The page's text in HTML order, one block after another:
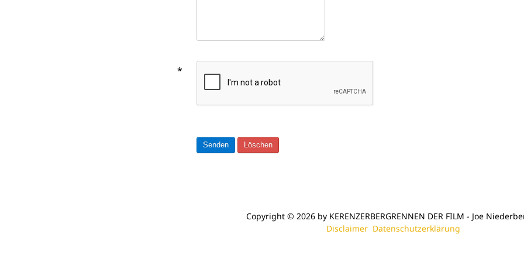
*
Senden Löschen
Copyright © 2026 by KERENZERBERGRENNEN DER FILM - Joe
Disclaimer Datenschutzerklärung